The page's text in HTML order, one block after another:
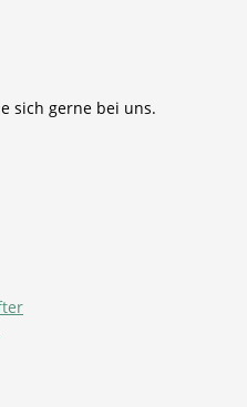
sich gerne bei uns.